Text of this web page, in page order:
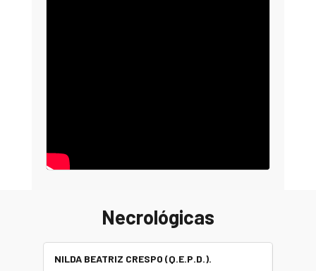
Necrológicas
NILDA BEATRIZ CRESPO (Q.E.P.D.).